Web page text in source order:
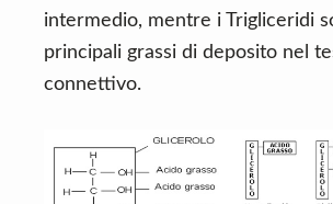
intermedio, mentre i Trigliceridi
principali grassi di deposito nel
connettivo.